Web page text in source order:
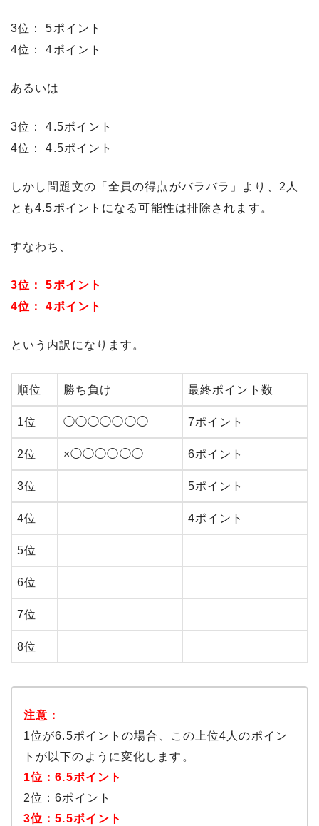
3位： 5ポイント
4位： 4ポイント
あるいは
3位： 4.5ポイント
4位： 4.5ポイント
しかし問題文の「全員の得点がバラバラ」より、2人
とも4.5ポイントになる可能性は排除されます。
すなわち、
3位： 5ポイント
4位： 4ポイント
という内訳になります。
順位 勝ち負け 最終ポイント数
1位 ◯◯◯◯◯◯◯ 7ポイント
2位 ×◯◯◯◯◯◯ 6ポイント
3位 5ポイント
4位 4ポイント
5位
6位
7位
8位
注意：
1位が6.5ポイントの場合、この上位4人のポイン
トが以下のように変化します。
1位：6.5ポイント
2位：6ポイント
3位：5.5ポイント